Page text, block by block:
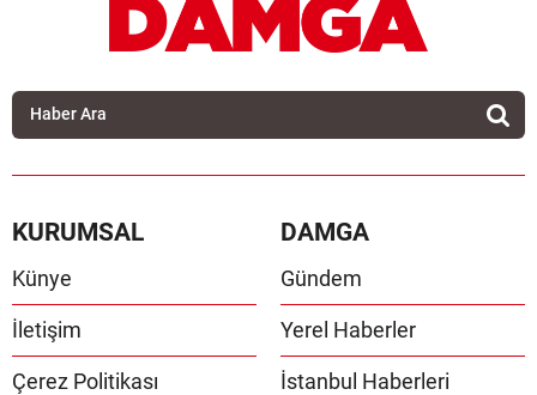
KURUMSAL
Künye
İletişim
Çerez Politikası
DAMGA
Gündem
Yerel Haberler
İstanbul Haberleri